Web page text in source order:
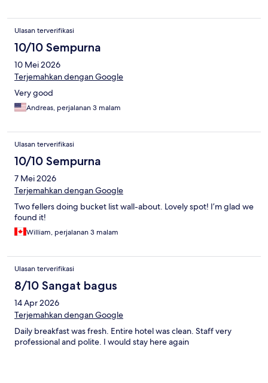
Ulasan terverifikasi
10/10 Sempurna
10 Mei 2026
Terjemahkan dengan Google
Very good
Andreas, perjalanan 3 malam
Ulasan terverifikasi
10/10 Sempurna
7 Mei 2026
Terjemahkan dengan Google
Two fellers doing bucket list wall-about. Lovely spot! I’m glad we
found it!
William, perjalanan 3 malam
Ulasan terverifikasi
8/10 Sangat bagus
14 Apr 2026
Terjemahkan dengan Google
Daily breakfast was fresh. Entire hotel was clean. Staff very
professional and polite. I would stay here again